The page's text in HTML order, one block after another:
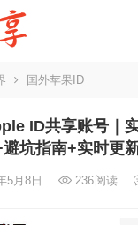
国外苹果ID
ID共享账号｜
坑指南+实时更新
5月8日 236阅读